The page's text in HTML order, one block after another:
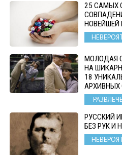
25 САМЫХ
НОВЕЙШЕЙ
МОЛОДАЯ
НА
18
АРХИВНЫХ
РУССКИЙ
БЕЗ РУК И